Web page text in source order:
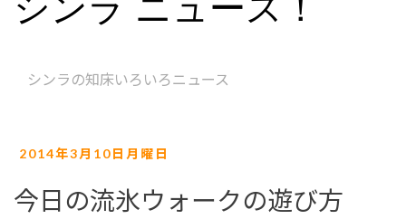
シンラ ニュース！
シンラの知床いろいろニュース
2014年3月10日月曜日
今日の流氷ウォークの遊び方